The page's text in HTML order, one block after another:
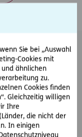
Sie bei „Auswahl
Cookies mit
und ähnlichen
zu.
Cookies finden
Gleichzeitig willigen
Ihre
die nicht der
In einigen
Ihnen nicht
3.500 Euro können